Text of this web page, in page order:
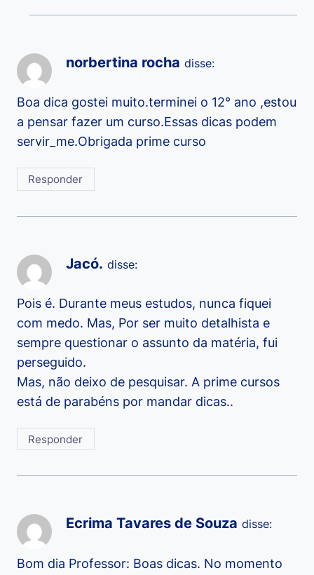
norbertina rocha disse:
Boa dica gostei muito.terminei o 12° ano ,estou
a pensar fazer um curso.Essas dicas podem
servir_me.Obrigada prime curso
Responder
Jacó. disse:
Pois é. Durante meus estudos, nunca fiquei
com medo. Mas, Por ser muito detalhista e
sempre questionar o assunto da matéria, fui
perseguido.
Mas, não deixo de pesquisar. A prime cursos
está de parabéns por mandar dicas..
Responder
Ecrima Tavares de Souza disse:
Bom dia Professor: Boas dicas. No momento